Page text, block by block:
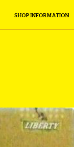
SHOP INFORMATION